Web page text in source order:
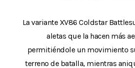
La variante XV86 Coldstar
aletas que la hacen más
permitiéndole un movimiento
terreno de batalla, mientras